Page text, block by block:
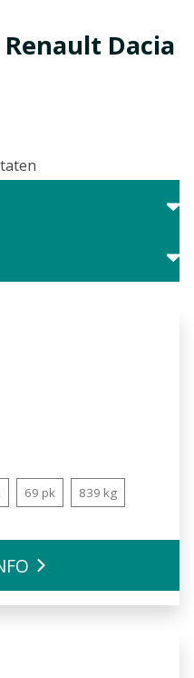
Dacia
69 pk 839 kg